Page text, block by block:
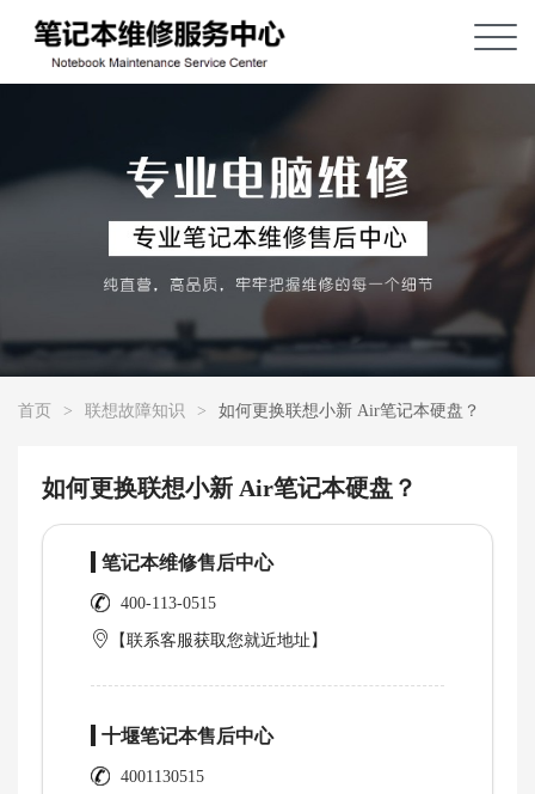
首页 > 联想故障知识 > 如何更换联想小新 Air笔记本硬盘？
如何更换联想小新 Air笔记本硬盘？
笔记本维修售后中心
400-113-0515
【联系客服获取您就近地址】
十堰笔记本售后中心
4001130515